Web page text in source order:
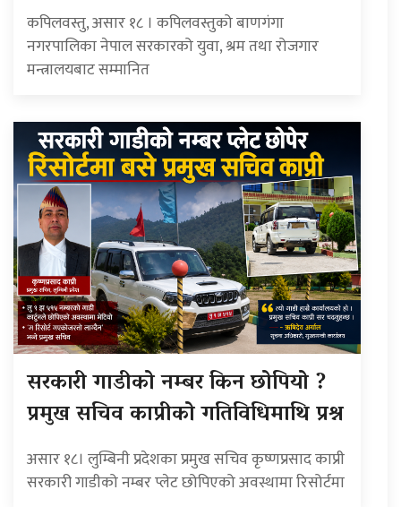
कपिलवस्तु, असार १८ । कपिलवस्तुको बाणगंगा
नगरपालिका नेपाल सरकारको युवा, श्रम तथा रोजगार
मन्त्रालयबाट सम्मानित
सरकारी गाडीको नम्बर किन छोपियो ?
प्रमुख सचिव काप्रीको गतिविधिमाथि प्रश्न
असार १८। लुम्बिनी प्रदेशका प्रमुख सचिव कृष्णप्रसाद काप्री
सरकारी गाडीको नम्बर प्लेट छोपिएको अवस्थामा रिसोर्टमा